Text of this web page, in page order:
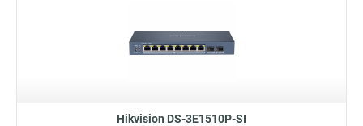
Hikvision DS-3E1510P-SI